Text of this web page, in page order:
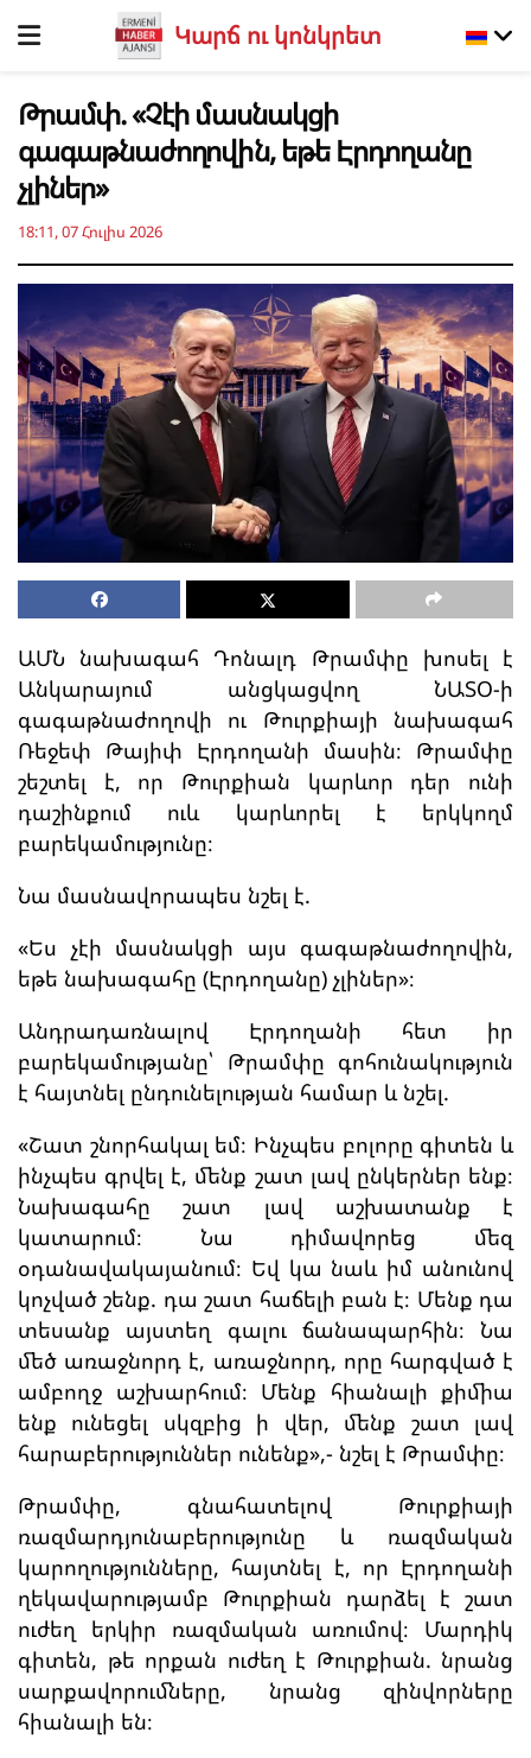
Կարճ ու կոնկրետ
Թրամփ. «Չէի մասնակցի
գագաթնաժողովին, եթե Էրդողանը
չլիներ»
18:11, 07 Հուլիս 2026
ԱՄՆ նախագահ Դոնալդ Թրամփը խոսել է
Անկարայում անցկացվող ՆԱՏՕ-ի
գագաթնաժողովի ու Թուրքիայի նախագահ
Ռեջեփ Թայիփ Էրդողանի մասին։ Թրամփը
շեշտել է, որ Թուրքիան կարևոր դեր ունի
դաշինքում ուև կարևորել է երկկողմ
բարեկամությունը։
Նա մասնավորապես նշել է.
«Ես չէի մասնակցի այս գագաթնաժողովին,
եթե նախագահը (Էրդողանը) չլիներ»։
Անդրադառնալով Էրդողանի հետ իր
բարեկամությանը՝ Թրամփը գոհունակություն
է հայտնել ընդունելության համար և նշել.
«Շատ շնորհակալ եմ։ Ինչպես բոլորը գիտեն և
ինչպես գրվել է, մենք շատ լավ ընկերներ ենք։
Նախագահը շատ լավ աշխատանք է
կատարում։ Նա դիմավորեց մեզ
օդանավակայանում։ Եվ կա նաև իմ անունով
կոչված շենք. դա շատ հաճելի բան է։ Մենք դա
տեսանք այստեղ գալու ճանապարհին։ Նա
մեծ առաջնորդ է, առաջնորդ, որը հարգված է
ամբողջ աշխարհում։ Մենք հիանալի քիմիա
ենք ունեցել սկզբից ի վեր, մենք շատ լավ
հարաբերություններ ունենք»,- նշել է Թրամփը։
Թրամփը, գնահատելով Թուրքիայի
ռազմարդյունաբերությունը և ռազմական
կարողությունները, հայտնել է, որ Էրդողանի
ղեկավարությամբ Թուրքիան դարձել է շատ
ուժեղ երկիր ռազմական առումով։ Մարդիկ
գիտեն, թե որքան ուժեղ է Թուրքիան. նրանց
սարքավորումները, նրանց զինվորները
հիանալի են։